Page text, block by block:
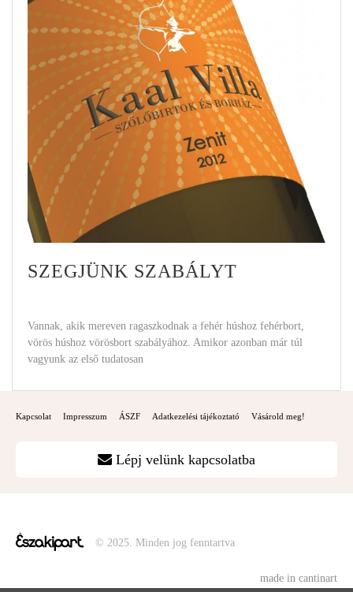
SZEGJÜNK SZABÁLYT
Vannak, akik mereven ragaszkodnak a fehér húshoz fehérbort,
vörös húshoz vörösbort szabályához. Amikor azonban már túl
vagyunk az első tudatosan
Kapcsolat Impresszum ÁSZF Adatkezelési tájékoztató Vásárold meg!
Lépj velünk kapcsolatba
© 2025. Minden jog fenntartva
made in cantinart